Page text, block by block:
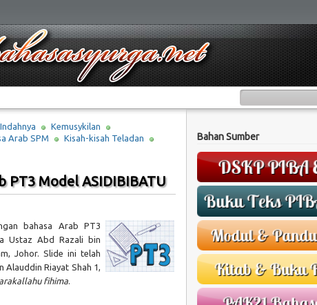
Indahnya
Kemusykilan
Arab SPM Kisah-kisah Teladan
PT3 Model ASIDIBIBATU
bahasa Arab PT3
Ustaz Abd Razali bin
Johor. Slide ini telah
Riayat Shah 1,
fihima
Bahan Sumber